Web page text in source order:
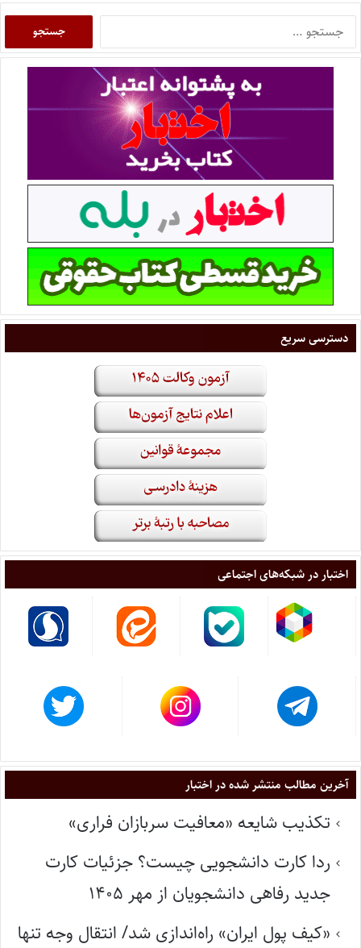
دسترسی سریع
اختبار در شبکه‌های اجتماعی
آخرین مطالب منتشر شده در اختبار
تکذیب شایعه «معافیت سربازان فراری»
ردا کارت دانشجویی چیست؟ جزئیات کارت
جدید رفاهی دانشجویان از مهر ۱۴۰۵
«کیف پول ایران» راه‌اندازی شد/ انتقال وجه تنها